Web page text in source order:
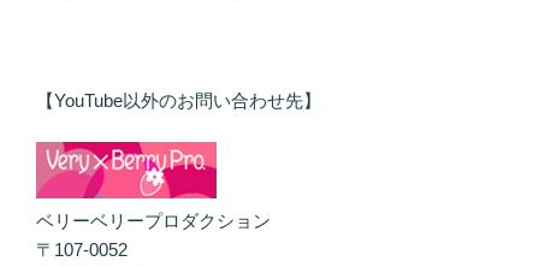
【YouTube以外のお問い合わせ先】
ベリーベリープロダクション
〒107-0052